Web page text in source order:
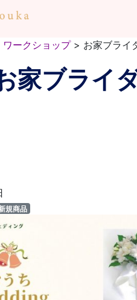
ワークショップ> お家ブライ
家ブライ
規商品